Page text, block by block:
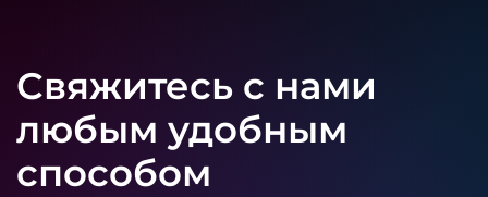
Свяжитесь с нами
любым удобным
способом